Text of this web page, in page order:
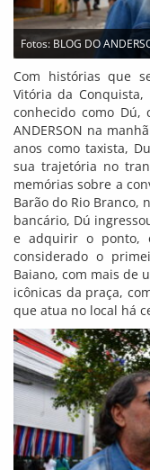
Fotos: BLOG DO
Com histórias que
Vitória da
conhecido como Dú,
ANDERSON na
anos como taxista,
sua trajetória no
memórias sobre a
Barão do Rio Branco,
bancário, Dú
e adquirir o ponto,
considerado o
Baiano, com mais de
icônicas da praça,
que atua no local há